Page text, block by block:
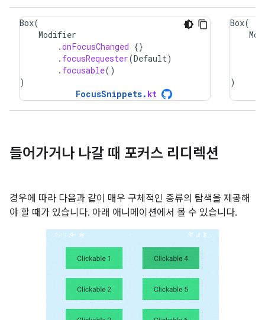
Box(
Modifier
.onFocusChanged {}
. focusRequester(Default)
. focusable()
)
FocusSnippets. kt
Box(
)
들어가거나 나갈 때 포커스 리디렉션
경우에 따라 다음과 같이 매우 구체적인 종류의 탐색을 제공해
야 할 때가 있습니다. 아래 애니메이션에서 볼 수 있습니다.